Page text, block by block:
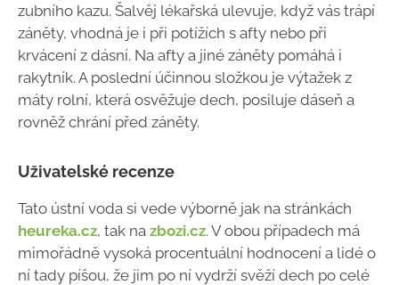
zubního kazu. Šalvěj lékařská ulevuje, když vás trápí
záněty, vhodná je i při potížích s afty nebo při
krvácení z dásní. Na afty a jiné záněty pomáhá i
rakytník. A poslední účinnou složkou je výtažek z
máty rolní, která osvěžuje dech, posiluje dáseň a
rovněž chrání před záněty.
Uživatelské recenze
Tato ústní voda si vede výborně jak na stránkách
heureka.cz, tak na zbozi.cz. V obou případech má
mimořádně vysoká procentuální hodnocení a lidé o
ní tady píšou, že jim po ní vydrží svěží dech po celé